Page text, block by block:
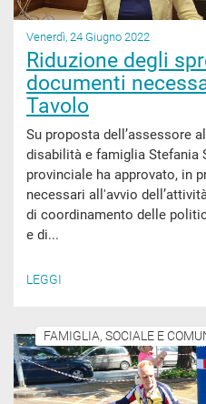
Venerdì, 24 Giugno 2022
Riduzione degli
documenti
Tavolo
Su proposta dell’assessore
disabilità e famiglia Stefania
provinciale ha approvato, in
necessari all'avvio
di coordinamento delle
e di...
LEGGI
FAMIGLIA, SOCIALE E